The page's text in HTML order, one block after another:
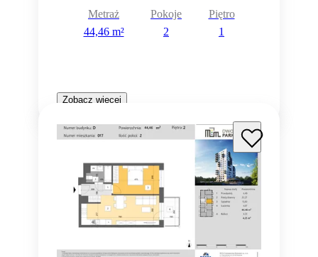
Metraż
44,46 m²
Pokoje
2
Piętro
1
Zobacz więcej